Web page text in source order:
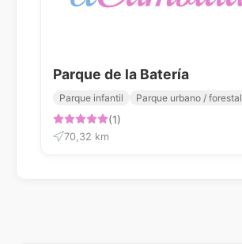
Parque de la Batería
Parque infantil Parque urbano / forestal
(1)
70,32 km